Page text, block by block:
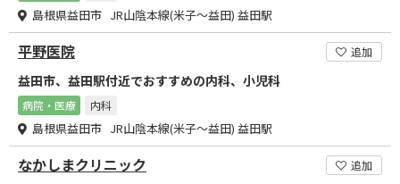
島根県益田市 JR山陰本線(米子～益田) 益田駅
平野医院 追加
益田市、益田駅付近でおすすめの内科、小児科
病院・医療 内科
島根県益田市 JR山陰本線(米子～益田) 益田駅
なかしまクリニック 追加